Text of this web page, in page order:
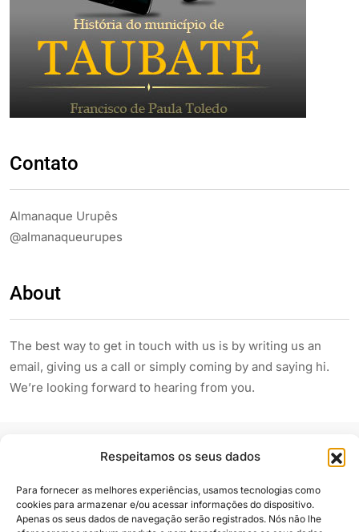
Respeitamos os seus dados
Para fornecer as melhores experiências, usamos tecnologias como
cookies para armazenar e/ou acessar informações do dispositivo.
Apenas os seus dados de navegação serão registrados. Nós não lhe
Contato
Almanaque Urupês
@almanaqueurupes
About
The best way to get in touch with us is by writing us an
email, giving us a call or simply coming by and saying hi.
We’re looking forward to hearing from you.
Siga e compartilhe